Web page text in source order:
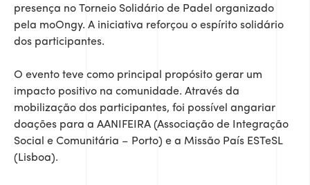
presença no Torneio Solidário de Padel organizado
pela moOngy. A iniciativa reforçou o espírito solidário
dos participantes.
O evento teve como principal propósito gerar um
impacto positivo na comunidade. Através da
mobilização dos participantes, foi possível angariar
doações para a AANIFEIRA (Associação de Integração
Social e Comunitária – Porto) e a Missão País ESTeSL
(Lisboa).